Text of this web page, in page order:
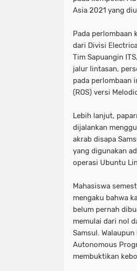
Asia 2021 yang
Pada perlombaan
dari Divisi
Tim Sapuangin
jalur lintasan,
pada perlombaan
(ROS) versi
Lebih lanjut,
dijalankan
akrab disapa
yang digunakan
operasi Ubuntu
Mahasiswa
mengaku bahwa
belum pernah
memulai dari nol
Samsul.
Autonomous
membuktikan